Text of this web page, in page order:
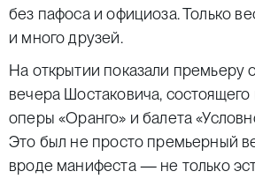
без пафоса и официоза. Только
и много друзей.
На открытии показали премьеру
вечера Шостаковича,
оперы «Оранго» и балета
Это был не просто премьерный
вроде манифеста — не только